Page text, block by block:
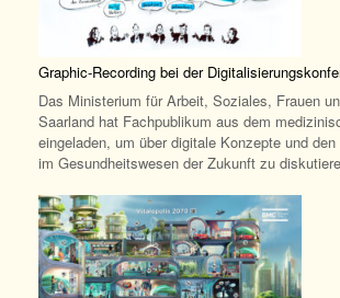
Graphic-Recording bei der
Das Ministerium für Arbeit, Soziales, Frauen
Saarland hat Fachpublikum aus dem
eingeladen, um über digitale Konzepte und
im Gesundheitswesen der Zukunft zu